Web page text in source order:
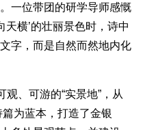
一位带团的研学导师感慨
天横’的壮丽景色时，诗中
字，而是自然而然地内化
、可游的“实景地”，从
为蓝本，打造了金银